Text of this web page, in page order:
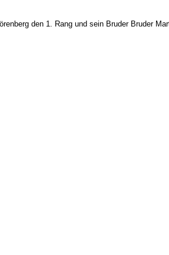
den 1. Rang und sein Bruder Bruder